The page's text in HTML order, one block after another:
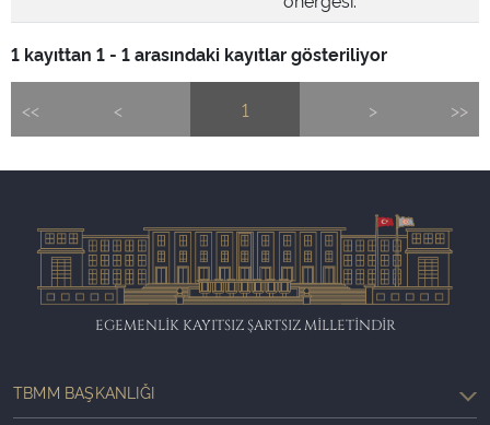
1 kayıttan 1 - 1 arasındaki kayıtlar gösteriliyor
<< < 1 > >>
EGEMENLİK KAYITSIZ ŞARTSIZ MİLLETİNDİR
TBMM BAŞKANLIĞI